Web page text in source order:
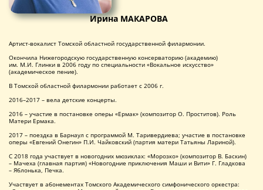
Ирина МАКАРОВА
Артист-вокалист Томской областной государственной филармонии.
Окончила Нижегородскую государственную консерваторию (академию)
им. М.И. Глинки в 2006 году по специальности «Вокальное искусство»
(академическое пение).
В Томской областной филармонии работает с 2006 г.
2016–2017 – вела детские концерты.
2016 – участие в постановке оперы «Ермак» (композитор О. Проститов). Роль
Матери Ермака.
2017 – поездка в Барнаул с программой М. Таривердиева; участие в постановке
оперы «Евгений Онегин» П.И. Чайковский (партия матери Татьяны Лариной).
С 2018 года участвует в новогодних мюзиклах: «Морозко» (композитор В. Баскин)
– Мачеха (главная партия) «Новогодние приключения Маши и Вити» Г. Гладкова
– Яблонька, Печка.
Участвует в абонементах Томского Академического симфонического оркестра: